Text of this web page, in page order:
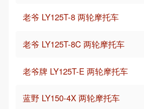
老爷 LY125T-8 两轮摩托车
老爷 LY125T-8C 两轮摩托车
老爷牌 LY125T-E 两轮摩托车
蓝野 LY150-4X 两轮摩托车